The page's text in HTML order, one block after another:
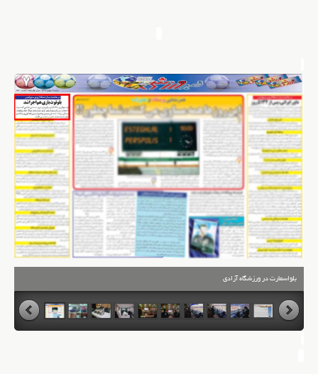
بلواسمارت در ورزشگاه آزادی